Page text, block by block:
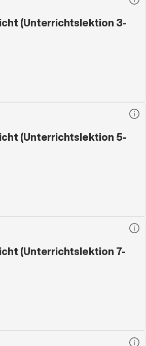
(Unterrichtslektion 3-
(Unterrichtslektion 5-
(Unterrichtslektion 7-